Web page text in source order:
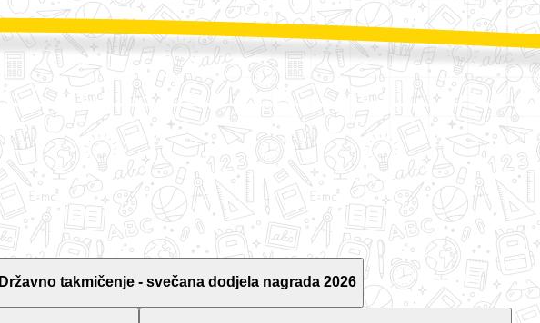
Državno takmičenje - svečana dodjela nagrada 2026